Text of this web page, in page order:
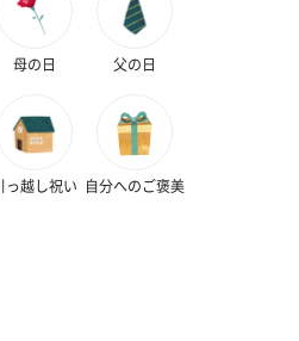
ラッグカプセル：イ
センススティック
St.OSMANTHUS）
母の日 父の日
っ越し祝い 自分へのご褒美